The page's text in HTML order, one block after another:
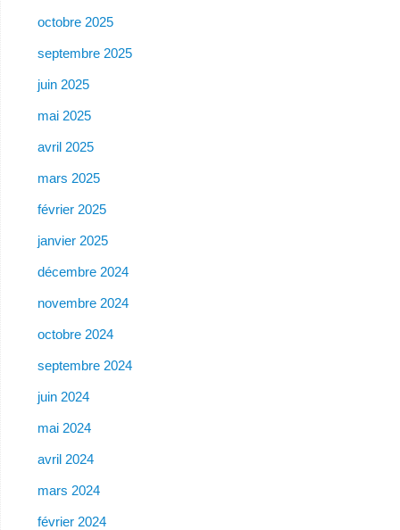
octobre 2025
septembre 2025
juin 2025
mai 2025
avril 2025
mars 2025
février 2025
janvier 2025
décembre 2024
novembre 2024
octobre 2024
septembre 2024
juin 2024
mai 2024
avril 2024
mars 2024
février 2024